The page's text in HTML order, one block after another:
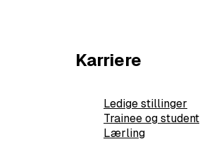
Karriere
Ledige stillinger
Trainee og student
Lærling